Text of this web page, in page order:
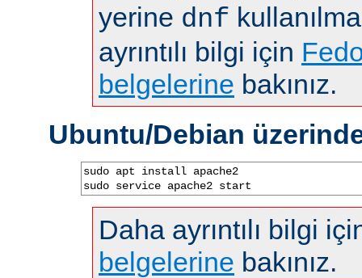
yerine dnf
ayrıntılı bilgi için
belgelerine bakınız.
Ubuntu/Debian
sudo apt install apache2
sudo service apache2 start
Daha ayrıntılı bilgi
belgelerine bakınız.